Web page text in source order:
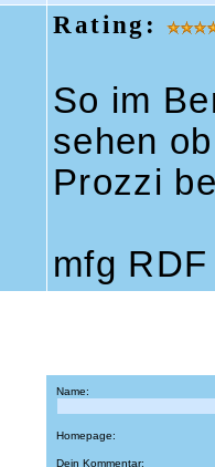
Rating:
So im
sehen
Prozzi
mfg RDF
Name:
Homepage:
Dein Kommentar: